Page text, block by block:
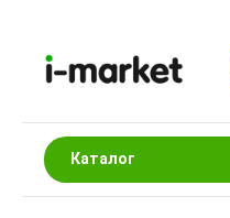
Каталог